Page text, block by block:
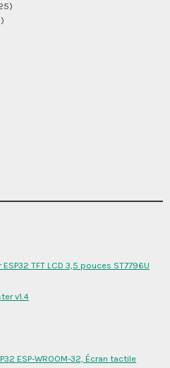
TFT LCD 3,5 pouces ST7796U
v1.4
ESP-WROOM-32, Écran tactile